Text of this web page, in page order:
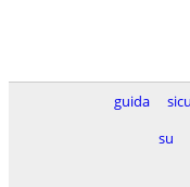
guida
su